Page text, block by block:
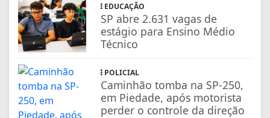
EDUCAÇÃO
SP abre 2.631 vagas de
estágio para Ensino Médio
Técnico
POLICIAL
Caminhão tomba na SP-250,
em Piedade, após motorista
perder o controle da direção